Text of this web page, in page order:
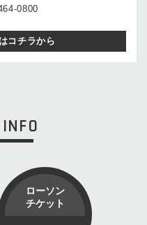
0800
コチラから
ローソン
チケット